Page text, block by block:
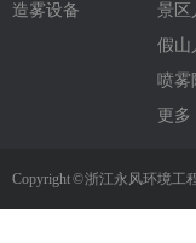
造雾设备
景区
假山
喷雾
更多
Copyright © 浙江永风环境工